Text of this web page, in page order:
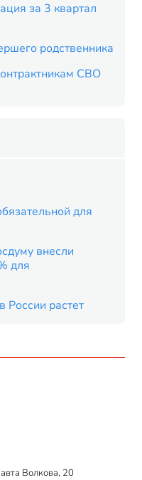
за 3 квартал
родственника
СВО
для
внесли
для
России растет
Волкова, 20